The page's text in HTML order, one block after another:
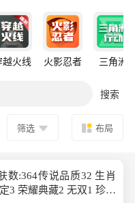
越火线 火影忍者 三角洲
搜索
筛选 布局
数:364传说品质32 生肖
3 荣耀典藏2 无双1 珍品